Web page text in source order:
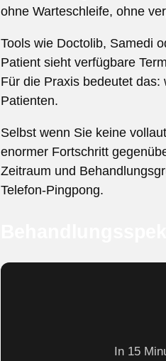
ohne Warteschleife, ohne
Tools wie Doctolib, Samedi
Patient sieht verfügbare
Für die Praxis bedeutet
Patienten.
Selbst wenn Sie keine
enormer Fortschritt
Zeitraum und
Telefon-Pingpong.
In 15